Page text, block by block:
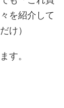
を紹介して
け）
す。